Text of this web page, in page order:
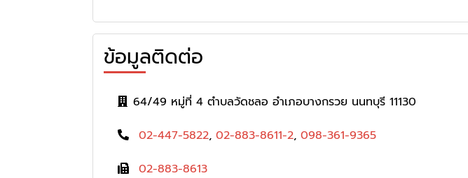
ข้อมูลติดต่อ
64/49 หมู่ที่ 4 ตำบลวัดชลอ อำเภอบางกรวย นนทบุรี 11130
02-447-5822, 02-883-8611-2, 098-361-9365
02-883-8613